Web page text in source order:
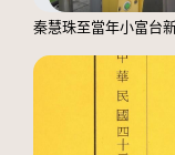
秦慧珠至當年小富台